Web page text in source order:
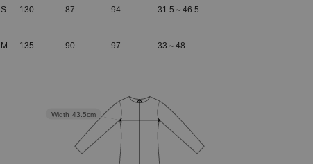
S 130 87 94 31.5～46.5
M 135 90 97 33～48
Width 43.5cm